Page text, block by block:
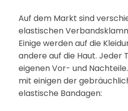
Auf dem Markt sind
elastischen
Einige werden auf die
andere auf die Haut. Jeder
eigenen Vor- und
mit einigen der
elastische Bandagen: